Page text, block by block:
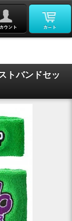
トバンドセッ